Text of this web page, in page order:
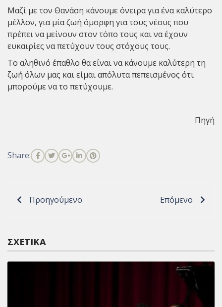
Μαζί με τον Θανάση κάνουμε όνειρα για ένα καλύτερο
μέλλον, για μία ζωή όμορφη για τους νέους που
πρέπει να μείνουν στον τόπο τους και να έχουν
ευκαιρίες να πετύχουν τους στόχους τους.
Το αληθινό έπαθλο θα είναι να κάνουμε καλύτερη τη
ζωή όλων μας και είμαι απόλυτα πεπεισμένος ότι
μπορούμε να το πετύχουμε.
Πηγή
Share:
Προηγούμενο Επόμενο
ΣΧΕΤΙΚΆ